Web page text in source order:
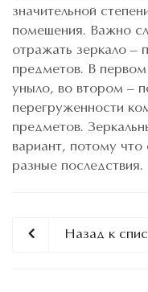
значительной
помещения. Важно
отражать зеркало –
предметов. В первом
уныло, во втором –
перегруженности
предметов.
вариант, потому что
разные последствия.
Назад к